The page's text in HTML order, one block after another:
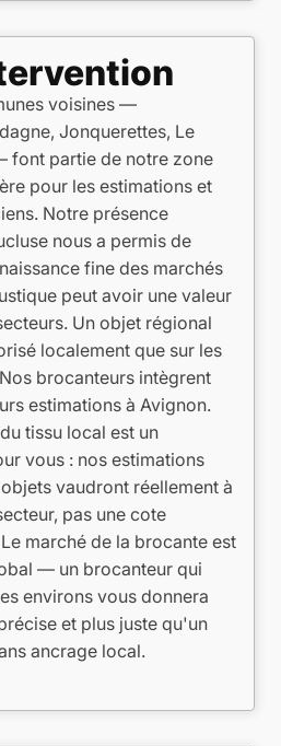
voisines —
Jonquerettes, Le
font partie de notre zone
pour les estimations et
Notre présence
nous a permis de
fine des marchés
peut avoir une valeur
Un objet régional
localement que sur les
brocanteurs intègrent
estimations à Avignon.
tissu local est un
vous : nos estimations
vaudront réellement à
pas une cote
marché de la brocante est
— un brocanteur qui
environs vous donnera
et plus juste qu'un
ancrage local.